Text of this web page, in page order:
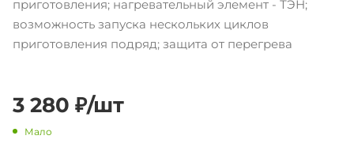
приготовления; нагревательный элемент - ТЭН;
возможность запуска нескольких циклов
приготовления подряд; защита от перегрева
3 280 ₽/шт
Мало